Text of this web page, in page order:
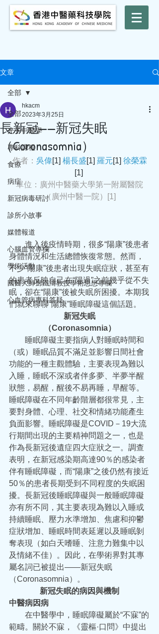
文章
全部
光子中醫學
專科課程
食療
病症
新冠病毒研討
診所小故事
媒體報道
心腦血管專欄
學術活動
國醫大師鄧鐵濤教授學術思想專欄
心血管病專科答疑
全部
長新冠——新冠失眠
（Coronasomnia）
hkacm
2023年3月25日
作者： 吳偉[1] 楊長盛[1] 羅元[1] 徐榮霖
[1]
單位： 廣州中醫藥大學第一附屬醫院
（廣州中醫一院）
[1]
進入後疫情時期，很多“陽康”後患者
身體情況和生活總體恢復常態。然而，
不少“陽康”後患者出現失眠症狀，甚至有
的患者反映自己在“陽過”之前幾乎從不失
眠，卻在“陽康”後被失眠所困擾。本期我
們就來聊聊“陽康”睡眠障礙這個話題。
新冠失眠
（Coronasomnia）
睡眠障礙主要指病人對睡眠時間和
（或）睡眠品質不滿足並影響日間社會
功能的一種主觀體驗，主要表現為難以
入睡，睡眠不深或者伴多夢、半夢半醒
狀態，易醒，醒後不易再睡，早醒等。
睡眠障礙在不同年齡階層都很常見，主
要對身體、心理、社交和情緒功能產生
負面影響。睡眠障礙是COVID－19大流
行期間出現的主要精神問題之一，也是
作為長新冠後遺症四大症狀之一。調查
表明，在新冠感染期高達90％的感染者
伴有睡眠障礙，而“陽康”之後仍然有接近
50％的患者長期受到不同程度的失眠困
擾。長新冠後睡眠障礙與一般睡眠障礙
亦有所不同，其主要表現為難以入睡或
持續睡眠、壓力水準增加、焦慮和抑鬱
症狀增加、睡眠時間表延遲以及睡眠剝
奪表現（如白天嗜睡、注意力難集中以
及情緒不佳）。因此，在學術界對其專
屬名詞已被提出——新冠失眠
（Coronasomnia）。
新冠失眠的病因與機制
中醫病因病
在中醫學中，睡眠障礙屬於“不寐”的
範疇。關於不寐，《靈樞·口問》中提出